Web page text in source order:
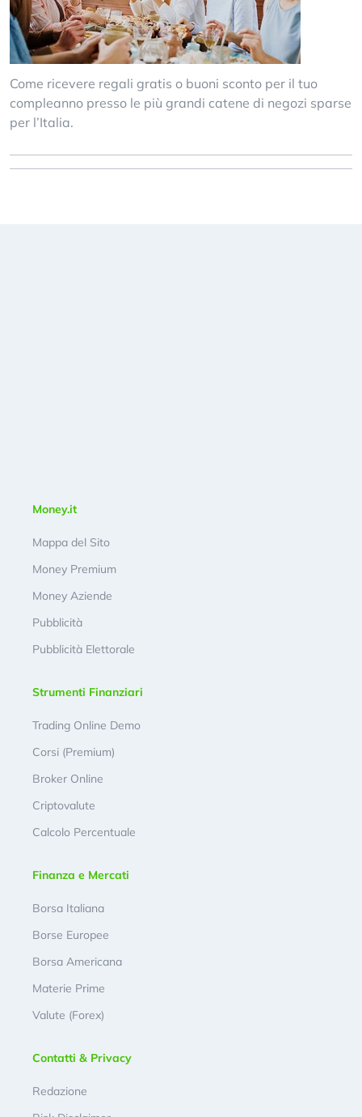
Come ricevere regali gratis o buoni sconto per il tuo
compleanno presso le più grandi catene di negozi sparse
per l’Italia.
Money.it
Mappa del Sito
Money Premium
Money Aziende
Pubblicità
Pubblicità Elettorale
Strumenti Finanziari
Trading Online Demo
Corsi (Premium)
Broker Online
Criptovalute
Calcolo Percentuale
Finanza e Mercati
Borsa Italiana
Borse Europee
Borsa Americana
Materie Prime
Valute (Forex)
Contatti & Privacy
Redazione